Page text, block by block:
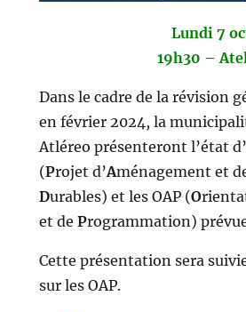
Lundi 7
19h30 –
Dans le cadre de la révision
en février 2024, la
Atléreo présenteront l’état
(Projet d’Aménagement et
Durables) et les OAP (O
et de Programmation)
Cette présentation sera
sur les OAP.